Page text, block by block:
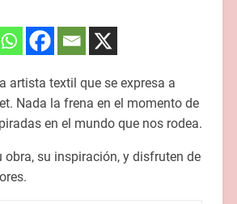
artista textil que se expresa a
Nada la frena en el momento de
en el mundo que nos rodea.
obra, su inspiración, y disfruten de